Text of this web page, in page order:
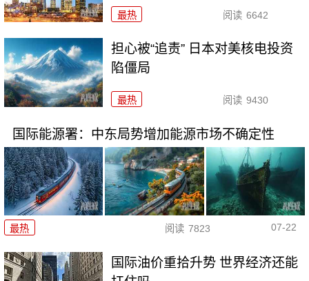
最热 阅读 6642
担心被“追责” 日本对美核电投资
陷僵局
最热 阅读 9430
国际能源署：中东局势增加能源市场不确定性
最热 阅读 7823 07-22
国际油价重拾升势 世界经济还能